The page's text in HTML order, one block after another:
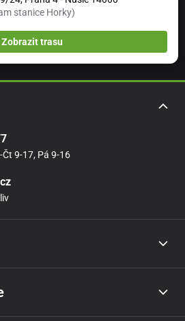
stanice Horky)
Zobrazit trasu
9-17, Pá 9-16